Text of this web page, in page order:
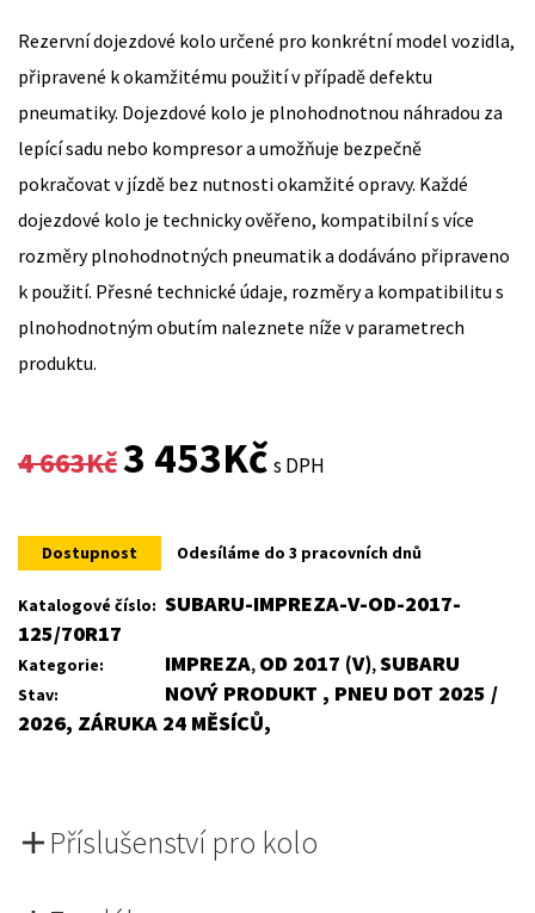
Rezervní dojezdové kolo určené pro konkrétní model vozidla,
připravené k okamžitému použití v případě defektu
pneumatiky. Dojezdové kolo je plnohodnotnou náhradou za
lepící sadu nebo kompresor a umožňuje bezpečně
pokračovat v jízdě bez nutnosti okamžité opravy. Každé
dojezdové kolo je technicky ověřeno, kompatibilní s více
rozměry plnohodnotných pneumatik a dodáváno připraveno
k použití. Přesné technické údaje, rozměry a kompatibilitu s
plnohodnotným obutím naleznete níže v parametrech
produktu.
4 663Kč
Original
was:
4
3 453KčCurrent
is:
3
s DPH
Dostupnost Odesíláme do 3 pracovních dnů
Katalogové číslo: SUBARU-IMPREZA-V-OD-2017-
125/70R17
Kategorie: IMPREZA, OD 2017 (V),SUBARU
Stav:
NOVÝ PRODUKT , PNEU DOT 2025 /
2026, ZÁRUKA 24 MĚSÍCŮ,
Příslušenství pro kolo